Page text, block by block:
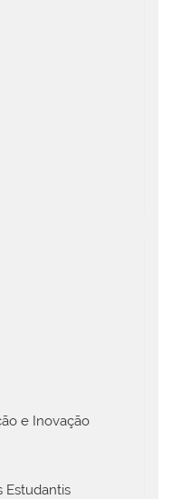
e Inovação
Estudantis